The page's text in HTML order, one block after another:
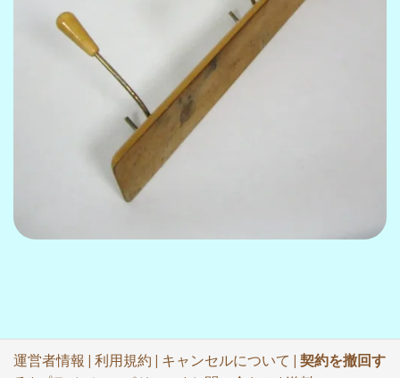
運営者情報 | 利用規約 | キャンセルについて | 契約を撤回す